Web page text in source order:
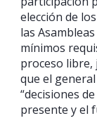
elección de
las
mínimos
proceso libre,
que el
“decisiones
presente y el